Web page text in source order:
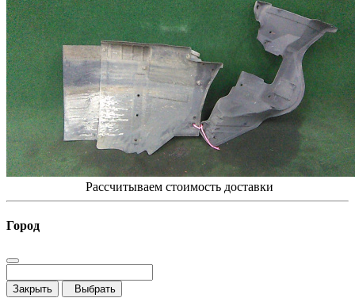
Рассчитываем стоимость доставки
Город
Закрыть Выбрать